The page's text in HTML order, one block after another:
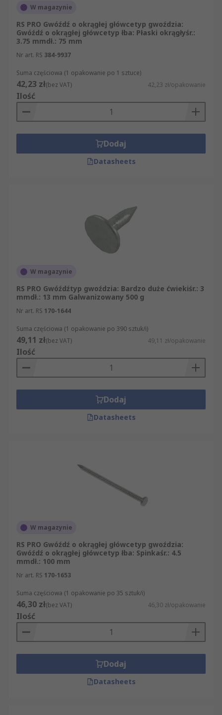
Zamówienia mogą Państwo składać za
pośrednictwem naszej strony internetowej,
telefonicznie lub faksem. Niezależnie od
zapewniamy Państwu profesjonalną obsługę
klienta oraz błyskawiczną dostawę zakupionych
produktów.
W magazynie
RS PRO Gwóźdź o okrągłej główcetyp gwoździa:
Gwóźdź o okrągłej główcetyp łba: Płaski okrągłyśr.:
3.75 mmdł.: 75 mm
Nr art. RS 384-9937
Suma częściowa (1 opakowanie po 1 sztuce)
42,23 zł(bez VAT) 42,23 zł/opakowanie
Ilość
Dodaj
Datasheets
W magazynie
RS PRO Gwóźdźtyp gwoździa: Bardzo duże ćwiekiśr.: 3
mmdł.: 13 mm Galwanizowany 500 g
Nr art. RS 170-1644
Suma częściowa (1 opakowanie po 390 sztuk/i)
49,11 zł(bez VAT) 49,11 zł/opakowanie
Ilość
Dodaj
Datasheets
W magazynie
RS PRO Gwóźdź o okrągłej główcetyp gwoździa:
Gwóźdź o okrągłej główcetyp łba: Spinkaśr.: 4.5
mmdł.: 100 mm
Nr art. RS 170-1653
Suma częściowa (1 opakowanie po 35 sztuk/i)
46,30 zł(bez VAT) 46,30 zł/opakowanie
Ilość
Dodaj
Datasheets